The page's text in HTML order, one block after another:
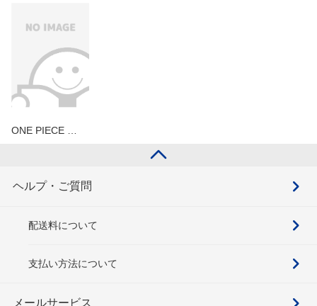
ONE PIECE …
ヘルプ・ご質問
配送料について
支払い方法について
メールサービス